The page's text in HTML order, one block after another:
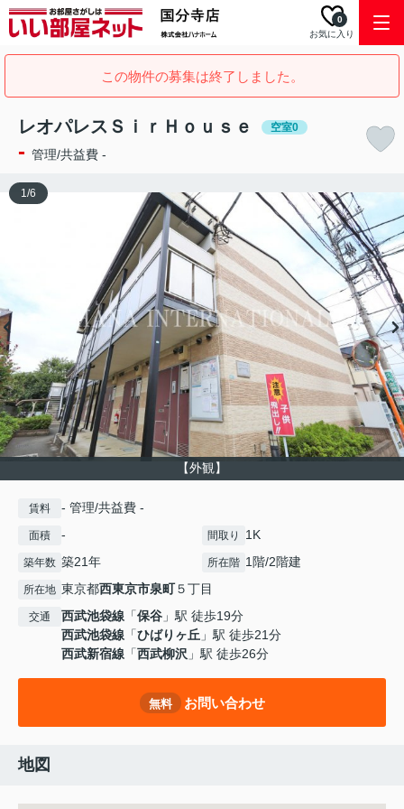
お気に入り
0
この物件の募集は終了しました。
レオパレスＳｉｒＨｏｕｓｅ 空室0
- 管理/共益費 -
【外観】
1/6
賃料 - 管理/共益費 -
面積 - 間取り 1K
築年数 築21年 所在階 1階/2階建
所在地 東京都西東京市泉町５丁目
交通 西武池袋線 「保谷 」駅 徒歩19分
西武池袋線 「ひばりヶ丘 」駅 徒歩21分
西武新宿線 「西武柳沢 」駅 徒歩26分
無料 お問い合わせ
地図